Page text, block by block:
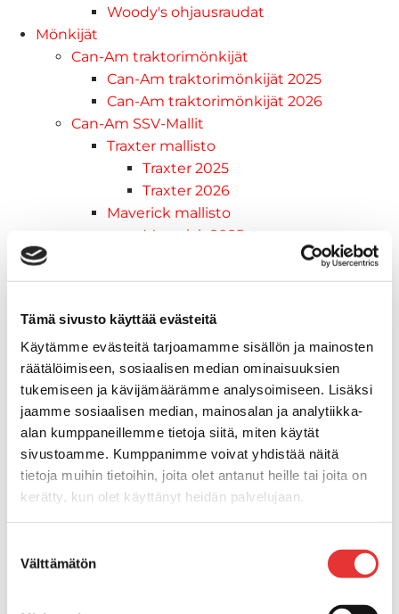
Tämä sivusto käyttää evästeitä
Käytämme evästeitä tarjoamamme sisällön ja mainosten
räätälöimiseen, sosiaalisen median ominaisuuksien
tukemiseen ja kävijämäärämme analysoimiseen. Lisäksi
jaamme sosiaalisen median, mainosalan ja analytiikka-
alan kumppaneillemme tietoja siitä, miten käytät
sivustoamme. Kumppanimme voivat yhdistää näitä
tietoja muihin tietoihin, joita olet antanut heille tai joita on
kerätty, kun olet käyttänyt heidän palvelujaan.
valinta
Välttämätön
Woody's ohjausraudat
Mönkijät
Can-Am traktorimönkijät
Can-Am traktorimönkijät 2025
Can-Am traktorimönkijät 2026
Can-Am SSV-Mallit
Traxter mallisto
Traxter 2025
Traxter 2026
Maverick mallisto
Maverick 2025
Mönkijöiden lisävarusteet ja -tarvikkeet
Asusteet
Can-Am varusteet
Huoltotarvikkeet
Motobatt akut
Puskulevyt
Rengas/Vannesetit
Työvalot
Vinssit
Piha ja puutarha
STIGA ajoleikkurit
STIGA robottileikkurit